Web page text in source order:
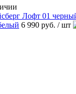
6 990 руб. / шт